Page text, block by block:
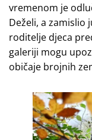
vremenom je
Deželi, a zamislio
roditelje djeca
galeriji mogu
običaje brojnih